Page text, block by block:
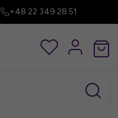
+48 22 349 28 51